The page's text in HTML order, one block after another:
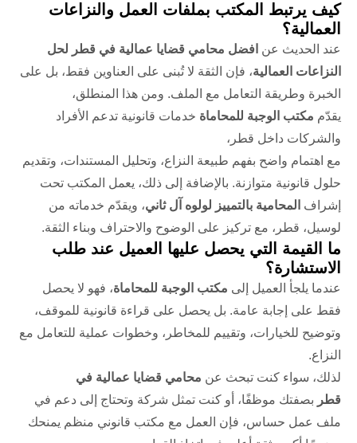
كيف يرتبط المكتب بملفات العمل والنزاعات
العمالية؟
عند الحديث عن افضل محامي قضايا عمالية في قطر لحل
النزاعات العمالية، فإن الثقة لا تُبنى على العناوين فقط، بل على
الخبرة وطريقة التعامل مع الملف. ومن هذا المنطلق،
يقدّم مكتب الوجبة للمحاماة خدمات قانونية تدعم الأفراد
والشركات داخل قطر،
مع اهتمام واضح بفهم طبيعة النزاع، وتحليل المستندات، وتقديم
حلول قانونية متوازنة. بالإضافة إلى ذلك، يعمل المكتب تحت
إشراف المحامية بالتمييز لولوه آل ثاني، ويقدّم خدماته من
لوسيل، قطر، مع تركيز على الوضوح والاحتراف وبناء الثقة.
ما القيمة التي يحصل عليها العميل عند طلب
الاستشارة؟
عندما يلجأ العميل إلى مكتب الوجبة للمحاماة، فهو لا يحصل
فقط على إجابة عامة. بل يحصل على قراءة قانونية للموقف،
وتوضيح للخيارات، وتقييم للمخاطر، وخطوات عملية للتعامل مع
النزاع.
لذلك، سواء كنت تبحث عن محامي قضايا عمالية في
قطر بصفتك موظفًا، أو كنت تمثل شركة وتحتاج إلى دعم في
ملف عمل حساس، فإن العمل مع مكتب قانوني منظم يمنحك